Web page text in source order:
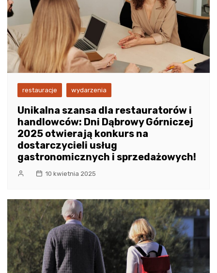
restauracje wydarzenia
Unikalna szansa dla restauratorów i
handlowców: Dni Dąbrowy Górniczej
2025 otwierają konkurs na
dostarczycieli usług
gastronomicznych i sprzedażowych!
10 kwietnia 2025